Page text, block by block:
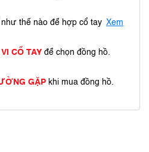
thế nào để hợp cổ tay Xem
CỔ TAY để chọn đồng hồ.
GẶP khi mua đồng hồ.